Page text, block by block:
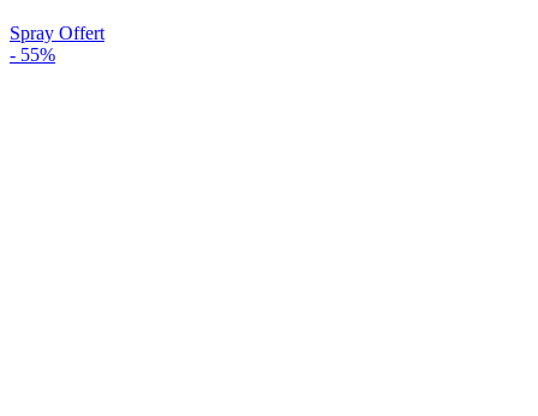
Spray Offert
- 55%